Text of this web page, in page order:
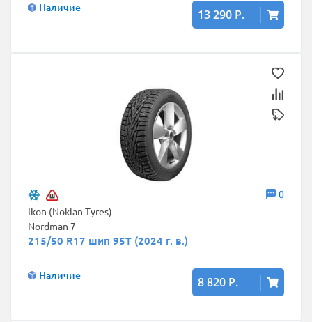
Наличие 13 290 Р.
0
Ikon (Nokian Tyres)
Nordman 7
215/50 R17 шип 95T (2024 г. в.)
Наличие 8 820 Р.